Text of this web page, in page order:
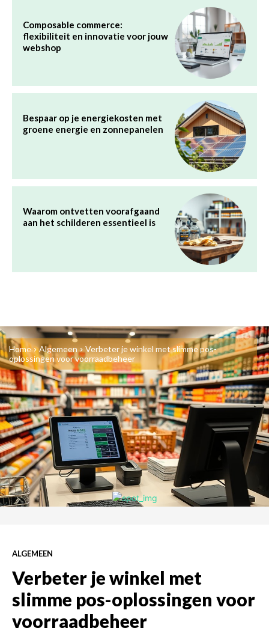
Composable commerce:
flexibiliteit en innovatie voor jouw
webshop
Bespaar op je energiekosten met
groene energie en zonnepanelen
Waarom ontvetten voorafgaand
aan het schilderen essentieel is